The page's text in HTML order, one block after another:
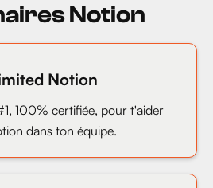
Notion
Notion
100% certifiée, pour t'aider
dans ton équipe.